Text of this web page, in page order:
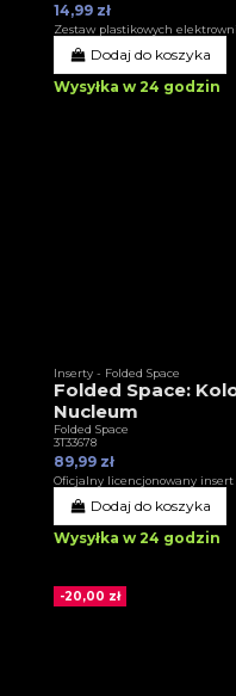
14,99 zł
Zestaw plastikowych
Dodaj do koszyka
Wysyłka w 24 godzin
Inserty - Folded Space
Folded Space:
Nucleum
Folded Space
3T33678
89,99 zł
Oficjalny licencjonowany
Dodaj do koszyka
Wysyłka w 24 godzin
-20,00 zł